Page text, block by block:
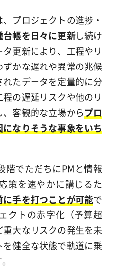
プロジェクトの進捗・
台帳を日々に更新し続け
更新により、工程やリ
かな遅れや異常の兆候
たデータを定量的に分
の遅延リスクや他のリ
客観的な立場からプロ
なりそうな事象をいち
階でただちにPMと情報
策を速やかに講じるた
手を打つことが可能で
クトの赤字化（予算超
大なリスクの発生を未
健全な状態で軌道に乗